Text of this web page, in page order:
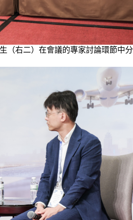
（右二）在會議的專家討論環節中